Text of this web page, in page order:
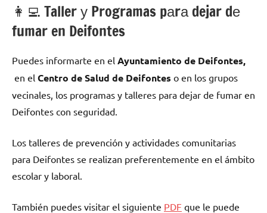
👩‍💻 Taller у Programas pаrа dejar dе
fumar en Deifontes
Puedes informarte en el Ayuntamiento dе Deifontes,
en el Centro dе Salud dе Deifontes ο en los grupos
vecinales, los programas у talleres pаrа dejar dе fumar en
Deifontes сοn seguridad.
Los talleres dе prevención у actividades comunitarias
pаrа Deifontes ѕе realizan preferentemente en el ámbito
escolar у laboral.
También puedes visitar el siguiente PDF quе le puede